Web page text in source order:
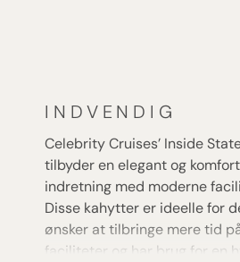
INDVENDIG
Celebrity Cruises’ Inside
tilbyder en elegant og
indretning med moderne
Disse kahytter er ideelle for
ønsker at tilbringe mere tid
faciliteter og har brug for en